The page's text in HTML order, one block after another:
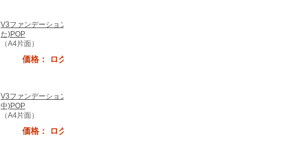
V3ファンデーション(入荷しまし
た)POP
（A4片面）
価格： ログイン後表示
V3ファンデーション(予約受付
中)POP
（A4片面）
価格： ログイン後表示